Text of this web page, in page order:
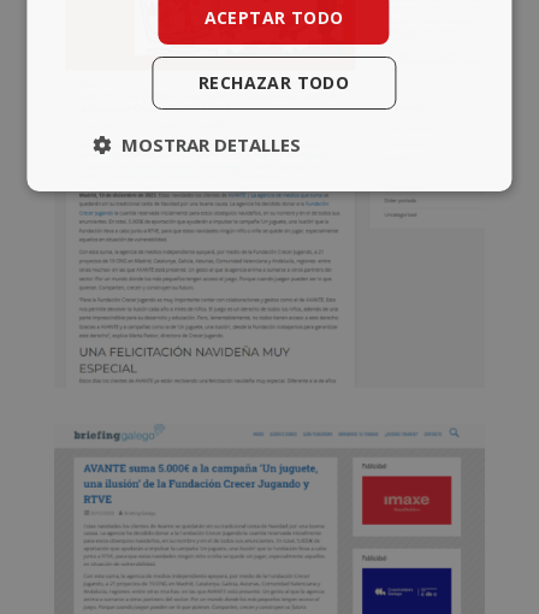
ACEPTAR TODO
RECHAZAR TODO
MOSTRAR DETALLES